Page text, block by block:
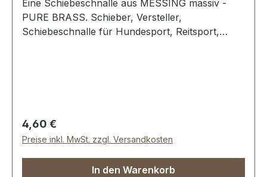
Eine Schiebeschnalle aus MESSING massiv -
PURE BRASS. Schieber, Versteller,
Schiebeschnalle für Hundesport, Reitsport,
Schiebeschnalle
Regulärer Preis:
4,60 €
Preise inkl. MwSt. zzgl. Versandkosten
In den Warenkorb